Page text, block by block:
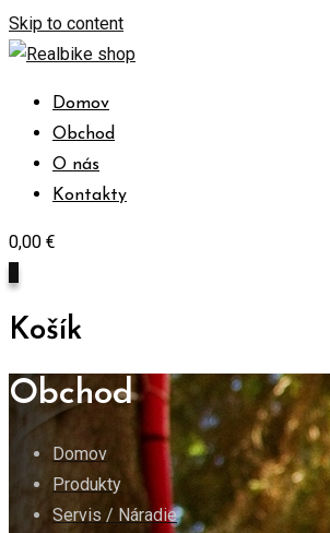
Skip to content
Domov
Obchod
O nás
Kontakty
0,00 €
Košík
Obchod
Domov
Produkty
Servis / Náradie